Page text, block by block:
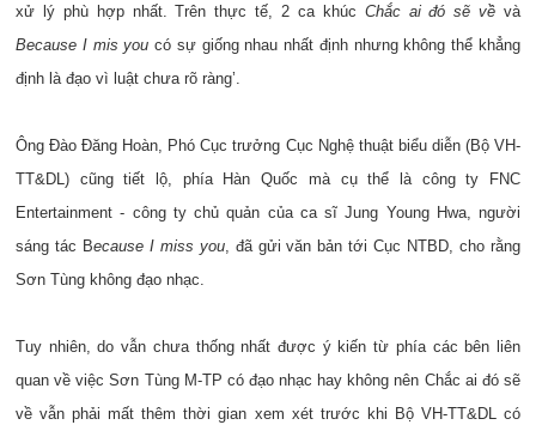
xử lý phù hợp nhất. Trên thực tế, 2 ca khúc Chắc ai đó sẽ về và
Because I mis you có sự giống nhau nhất định nhưng không thể khẳng
định là đạo vì luật chưa rõ ràng’.
Ông Đào Đăng Hoàn, Phó Cục trưởng Cục Nghệ thuật biểu diễn (Bộ VH-
TT&DL) cũng tiết lộ, phía Hàn Quốc mà cụ thể là công ty FNC
Entertainment - công ty chủ quản của ca sĩ Jung Young Hwa, người
sáng tác Because I miss you, đã gửi văn bản tới Cục NTBD, cho rằng
Sơn Tùng không đạo nhạc.
Tuy nhiên, do vẫn chưa thống nhất được ý kiến từ phía các bên liên
quan về việc Sơn Tùng M-TP có đạo nhạc hay không nên Chắc ai đó sẽ
về vẫn phải mất thêm thời gian xem xét trước khi Bộ VH-TT&DL có